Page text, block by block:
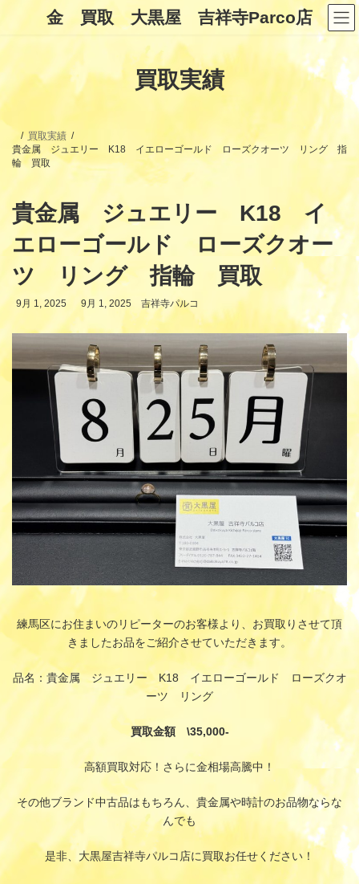
ン
キ
ッ
ー
に
移
金 買取 大黒屋 吉祥寺Parco店
買取実績
買取実績
貴金属 ジュエリー K18 イエローゴールド ローズクオーツ リング 指
輪 買取
貴金属 ジュエリー K18 イ
エローゴールド ローズクオー
ツ リング 指輪 買取
9月 1, 2025
最
更
新
日
時
9月 1, 2025 吉祥寺パルコ
練馬区にお住まいのリピーターのお客様より、お買取りさせて頂
きましたお品をご紹介させていただきます。
品名：貴金属 ジュエリー K18 イエローゴールド ローズクオ
ーツ リング
買取金額 \35,000-
高額買取対応！さらに金相場高騰中！
その他ブランド中古品はもちろん、貴金属や時計のお品物ならな
んでも
是非、大黒屋吉祥寺パルコ店に買取お任せください！